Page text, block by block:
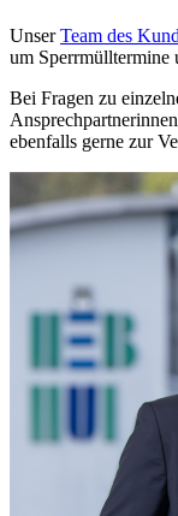
UnserTeam des
um Sperrmülltermine
Bei Fragen zu
ebenfalls gerne zur